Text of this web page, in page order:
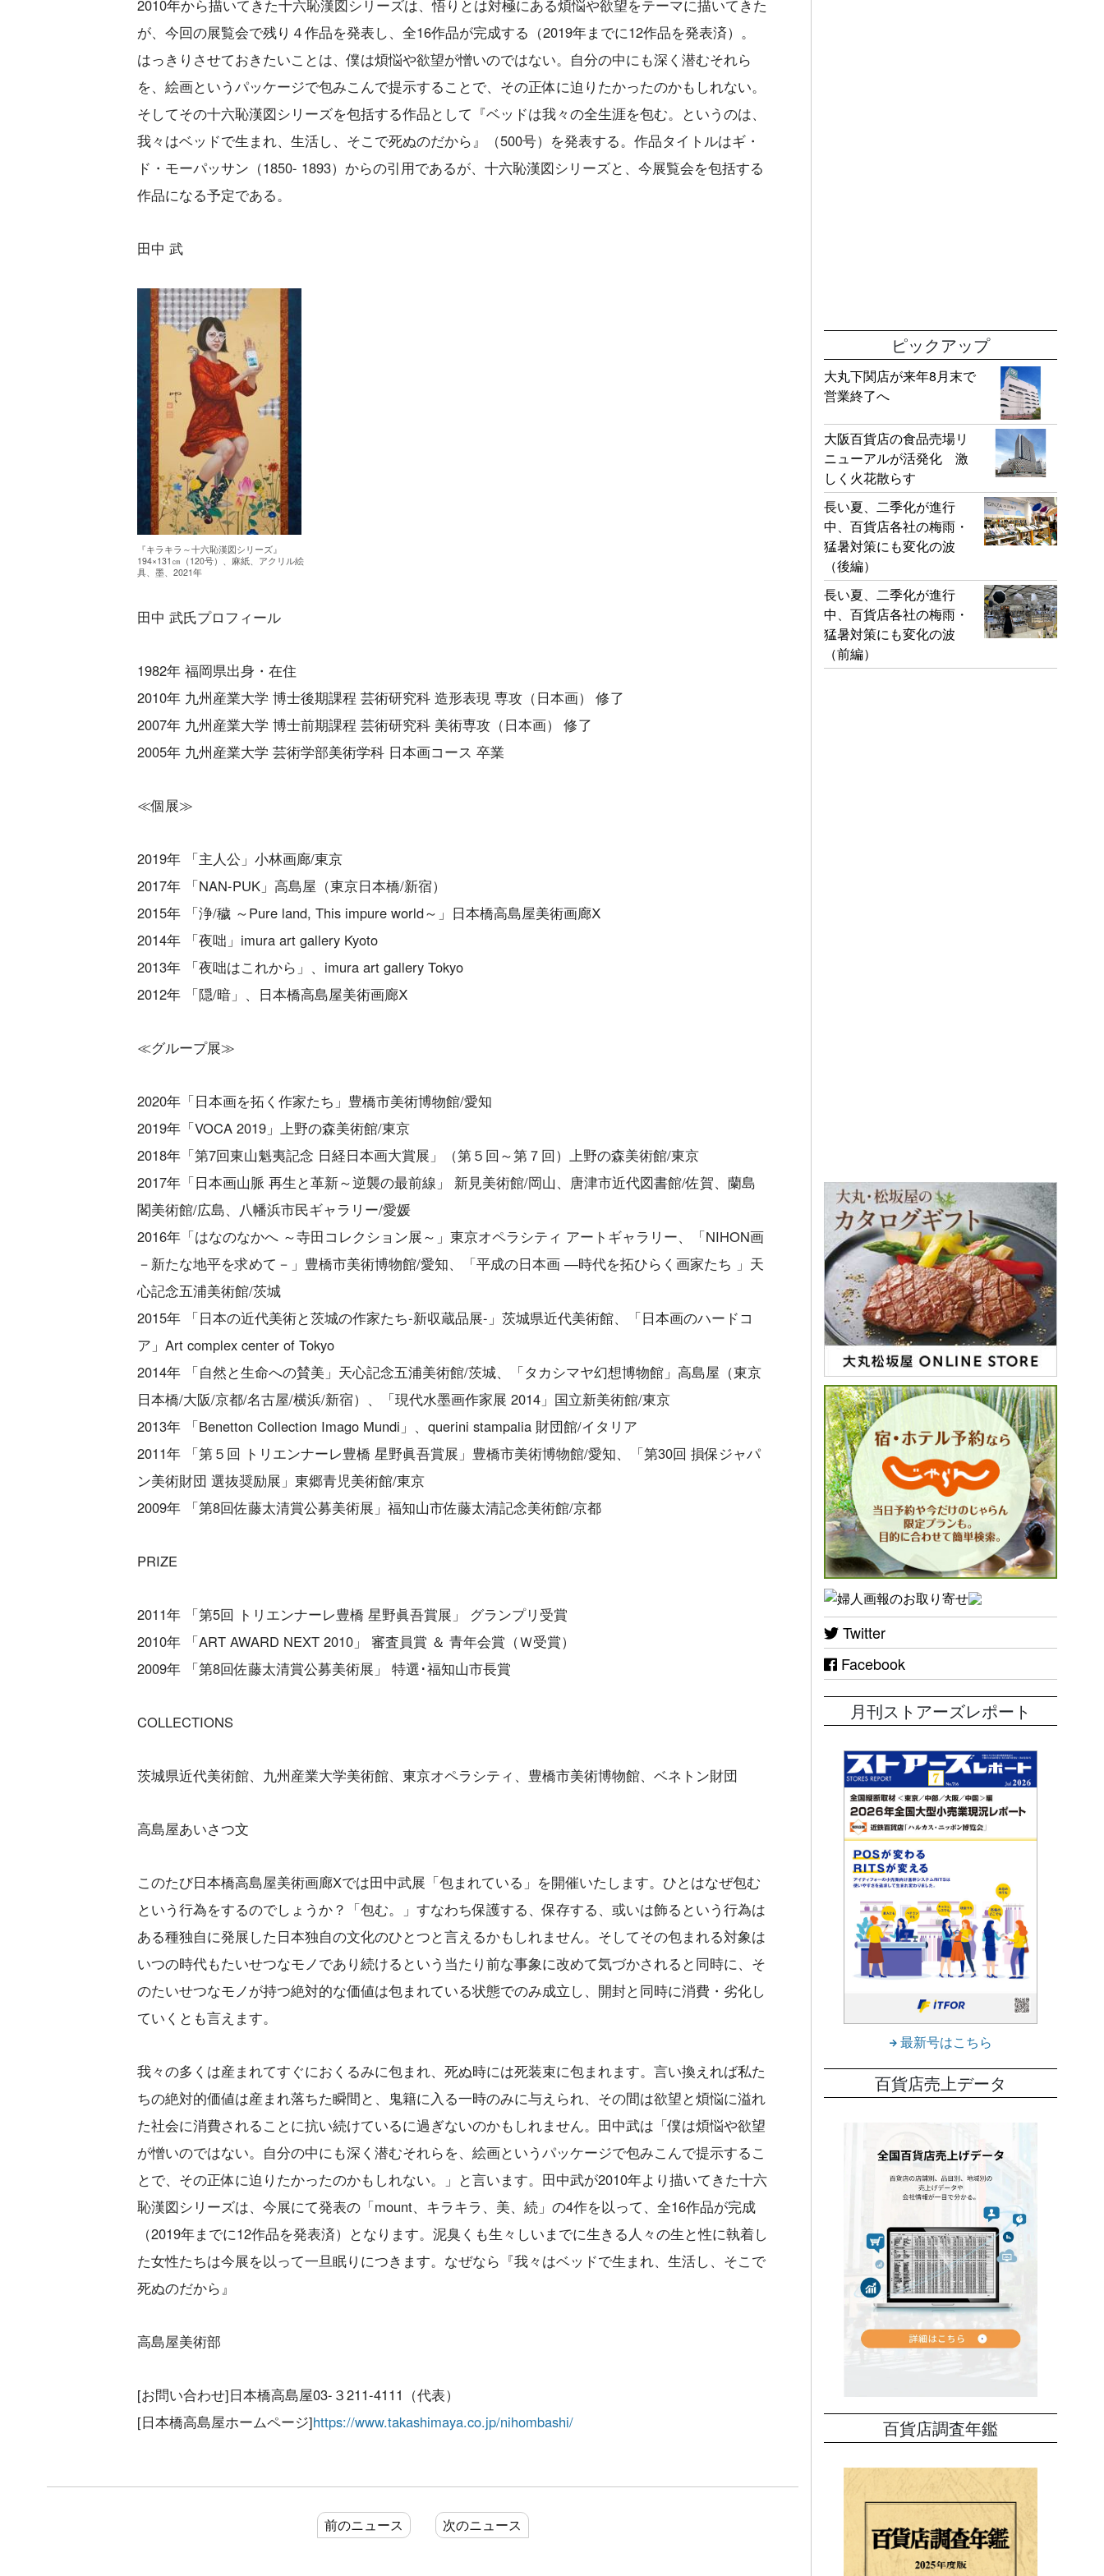
2010年から描いてきた十六恥漢図シリーズは、悟りとは対極にある煩悩や欲望をテーマに描いてきた
が、今回の展覧会で残り４作品を発表し、全16作品が完成する（2019年までに12作品を発表済）。
はっきりさせておきたいことは、僕は煩悩や欲望が憎いのではない。自分の中にも深く潜むそれら
を、絵画というパッケージで包みこんで提示することで、その正体に迫りたかったのかもしれない。
そしてその十六恥漢図シリーズを包括する作品として『ベッドは我々の全生涯を包む。というのは、
我々はベッドで生まれ、生活し、そこで死ぬのだから』（500号）を発表する。作品タイトルはギ・
ド・モーパッサン（1850- 1893）からの引用であるが、十六恥漢図シリーズと、今展覧会を包括する
作品になる予定である。
田中 武
『キラキラ～十六恥漢図シリーズ』
194×131㎝（120号）、麻紙、アクリル絵
具、墨、2021年
田中 武氏プロフィール
1982年 福岡県出身・在住
2010年 九州産業大学 博士後期課程 芸術研究科 造形表現 専攻（日本画） 修了
2007年 九州産業大学 博士前期課程 芸術研究科 美術専攻（日本画） 修了
2005年 九州産業大学 芸術学部美術学科 日本画コース 卒業
≪個展≫
2019年 「主人公」小林画廊/東京
2017年 「NAN-PUK」高島屋（東京日本橋/新宿）
2015年 「浄/穢 ～Pure land, This impure world～」日本橋高島屋美術画廊Ⅹ
2014年 「夜咄」imura art gallery Kyoto
2013年 「夜咄はこれから」、imura art gallery Tokyo
2012年 「隠/暗」、日本橋高島屋美術画廊Ⅹ
≪グループ展≫
2020年「日本画を拓く作家たち」豊橋市美術博物館/愛知
2019年「VOCA 2019」上野の森美術館/東京
2018年「第7回東山魁夷記念 日経日本画大賞展」（第５回～第７回）上野の森美術館/東京
2017年「日本画山脈 再生と革新～逆襲の最前線」 新見美術館/岡山、唐津市近代図書館/佐賀、蘭島
閣美術館/広島、八幡浜市民ギャラリー/愛媛
2016年「はなのなかへ ～寺田コレクション展～」東京オペラシティ アートギャラリー、「NIHON画
－新たな地平を求めて－」豊橋市美術博物館/愛知、「平成の日本画 ―時代を拓ひらく画家たち 」天
心記念五浦美術館/茨城
2015年 「日本の近代美術と茨城の作家たち‐新収蔵品展-」茨城県近代美術館、「日本画のハードコ
ア」Art complex center of Tokyo
2014年 「自然と生命への賛美」天心記念五浦美術館/茨城、「タカシマヤ幻想博物館」高島屋（東京
日本橋/大阪/京都/名古屋/横浜/新宿）、「現代水墨画作家展 2014」国立新美術館/東京
2013年 「Benetton Collection Imago Mundi」、querini stampalia 財団館/イタリア
2011年 「第５回 トリエンナーレ豊橋 星野眞吾賞展」豊橋市美術博物館/愛知、「第30回 損保ジャパ
ン美術財団 選抜奨励展」東郷青児美術館/東京
2009年 「第8回佐藤太清賞公募美術展」福知山市佐藤太清記念美術館/京都
PRIZE
2011年 「第5回 トリエンナーレ豊橋 星野眞吾賞展」 グランプリ受賞
2010年 「ART AWARD NEXT 2010」 審査員賞 ＆ 青年会賞（Ｗ受賞）
2009年 「第8回佐藤太清賞公募美術展」 特選･福知山市長賞
COLLECTIONS
茨城県近代美術館、九州産業大学美術館、東京オペラシティ、豊橋市美術博物館、ベネトン財団
高島屋あいさつ文
このたび日本橋高島屋美術画廊Xでは田中武展「包まれている」を開催いたします。ひとはなぜ包む
という行為をするのでしょうか？「包む。」すなわち保護する、保存する、或いは飾るという行為は
ある種独自に発展した日本独自の文化のひとつと言えるかもしれません。そしてその包まれる対象は
いつの時代もたいせつなモノであり続けるという当たり前な事象に改めて気づかされると同時に、そ
のたいせつなモノが持つ絶対的な価値は包まれている状態でのみ成立し、開封と同時に消費・劣化し
ていくとも言えます。
我々の多くは産まれてすぐにおくるみに包まれ、死ぬ時には死装束に包まれます。言い換えれば私た
ちの絶対的価値は産まれ落ちた瞬間と、鬼籍に入る一時のみに与えられ、その間は欲望と煩悩に溢れ
た社会に消費されることに抗い続けているに過ぎないのかもしれません。田中武は「僕は煩悩や欲望
が憎いのではない。自分の中にも深く潜むそれらを、絵画というパッケージで包みこんで提示するこ
とで、その正体に迫りたかったのかもしれない。」と言います。田中武が2010年より描いてきた十六
恥漢図シリーズは、今展にて発表の「mount、キラキラ、美、続」の4作を以って、全16作品が完成
（2019年までに12作品を発表済）となります。泥臭くも生々しいまでに生きる人々の生と性に執着し
た女性たちは今展を以って一旦眠りにつきます。なぜなら『我々はベッドで生まれ、生活し、そこで
死ぬのだから』
高島屋美術部
[お問い合わせ]日本橋高島屋03-３211-4111（代表）
[日本橋高島屋ホームページ]https://www.takashimaya.co.jp/nihombashi/
前のニュース 次のニュース
ピックアップ
大丸下関店が来年8月末で
営業終了へ
大阪百貨店の食品売場リ
ニューアルが活発化 激
しく火花散らす
長い夏、二季化が進行
中、百貨店各社の梅雨・
猛暑対策にも変化の波
（後編）
長い夏、二季化が進行
中、百貨店各社の梅雨・
猛暑対策にも変化の波
（前編）
Twitter
Facebook
月刊ストアーズレポート
最新号はこちら
百貨店売上データ
百貨店調査年鑑